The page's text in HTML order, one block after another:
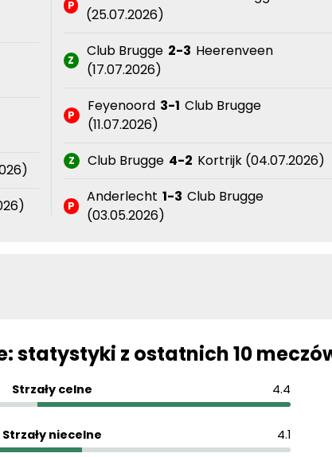
P
(25.07.2026)
Z
Club Brugge 2-3 Heerenveen
(17.07.2026)
P
Feyenoord 3-1 Club Brugge
(11.07.2026)
Z Club Brugge 4-2 Kortrijk (04.07.2026)
P
Anderlecht 1-3 Club Brugge
(03.05.2026)
statystyki z ostatnich 10
Strzały celne 4.4
Strzały niecelne 4.1